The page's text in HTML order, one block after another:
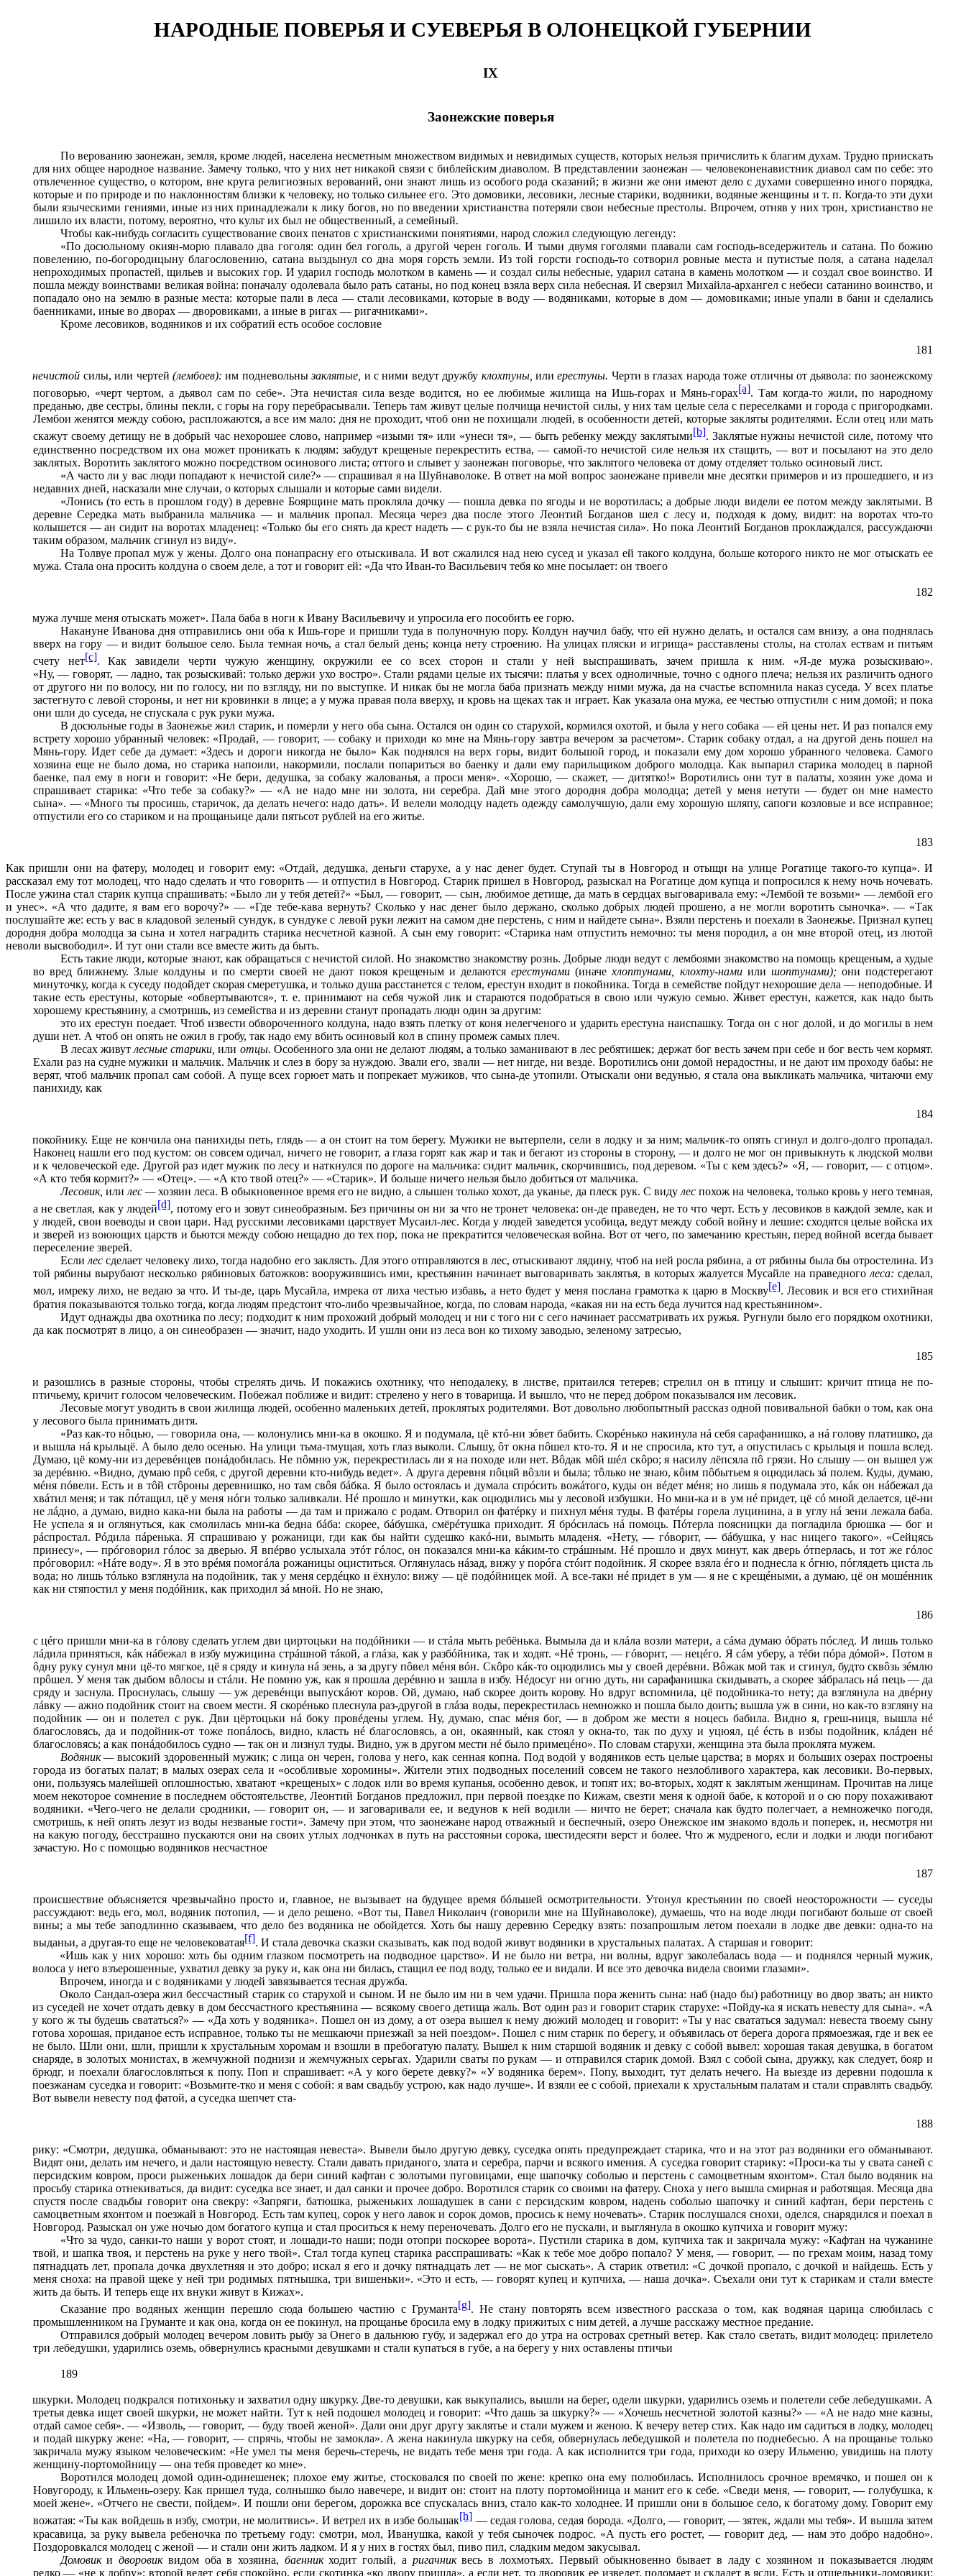
НАРОДНЫЕ ПОВЕРЬЯ И СУЕВЕРЬЯ В ОЛОНЕЦКОЙ ГУБЕРНИИ
IX
Заонежские поверья
По верованию заонежан, земля, кроме людей, населена несметным множеством видимых и невидимых существ, которых нельзя причислить к благим духам. Трудно приискать
для них общее народное название. Замечу только, что у них нет никакой связи с библейским диаволом. В представлении заонежан — человеконенавистник диавол сам по себе: это
отвлеченное существо, о котором, вне круга религиозных верований, они знают лишь из особого рода сказаний; в жизни же они имеют дело с духами совершенно иного порядка,
которые и по природе и по наклонностям близки к человеку, но только сильнее его. Это домовики, лесовики, лесные старики, водяники, водяные женщины и т. п. Когда-то эти духи
были языческими гениями, иные из них принадлежали к лику богов, но по введении христианства потеряли свои небесные престолы. Впрочем, отняв у них трон, христианство не
лишило их власти, потому, вероятно, что культ их был не общественный, а семейный.
Чтобы как-нибудь согласить существование своих пенатов с христианскими понятиями, народ сложил следующую легенду:
«По досюльному окиян-морю плавало два гоголя: один бел гоголь, а другой черен гоголь. И тыми двумя гоголями плавали сам господь-вседержитель и сатана. По божию
повелению, по-богородицыну благословению, сатана выздынул со дна моря горсть земли. Из той горсти господь-то сотворил ровные места и путистые поля, а сатана наделал
непроходимых пропастей, щильев и высоких гор. И ударил господь молотком в камень — и создал силы небесные, ударил сатана в камень молотком — и создал свое воинство. И
пошла между воинствами великая война: поначалу одолевала было рать сатаны, но под конец взяла верх сила небесная. И сверзил Михайла-архангел с небеси сатанино воинство, и
попадало оно на землю в разные места: которые пали в леса — стали лесовиками, которые в воду — водяниками, которые в дом — домовиками; иные упали в бани и сделались
баенниками, иные во дворах — дворовиками, а иные в ригах — ригачниками».
Кроме лесовиков, водяников и их собратий есть особое сословие
181
нечистой силы, или чертей (лембоев): им подневольнызаклятые, и с ними ведут дружбу клохтуны, илиерестуны. Черти в глазах народа тоже отличны от дьявола: по заонежскому
поговорью, «черт чертом, а дьявол сам по себе». Эта нечистая сила везде водится, но ее любимые жилища на Ишь-горах и Мянь-горах[a]. Там когда-то жили, по народному
преданью, две сестры, блины пекли, с горы на гору перебрасывали. Теперь там живут целые полчища нечистой силы, у них там целые села с переселками и города с пригородками.
Лембои женятся между собою, распложаются, а все им мало: дня не проходит, чтоб они не похищали людей, в особенности детей, которые закляты родителями. Если отец или мать
скажут своему детищу не в добрый час нехорошее слово, например «изыми тя» или «унеси тя», — быть ребенку между заклятыми[b]. Заклятые нужны нечистой силе, потому что
единственно посредством их она может проникать к людям: забудут крещеные перекрестить ества, — самой-то нечистой силе нельзя их стащить, — вот и посылают на это дело
заклятых. Воротить заклятого можно посредством осинового листа; оттого и слывет у заонежан поговорье, что заклятого человека от дому отделяет только осиновый лист.
«А часто ли у вас люди попадают к нечистой силе?» — спрашивал я на Шуйнаволоке. В ответ на мой вопрос заонежане привели мне десятки примеров и из прошедшего, и из
недавних дней, насказали мне случаи, о которых слышали и которые сами видели.
«Лонись (то есть в прошлом году) в деревне Боярщине мать прокляла дочку — пошла девка по ягоды и не воротилась; а добрые люди видели ее потом между заклятыми. В
деревне Середка мать выбранила мальчика — и мальчик пропал. Месяца через два после этого Леонтий Богданов шел с лесу и, подходя к дому, видит: на воротах что-то
колышется — ан сидит на воротах младенец: «Только бы его снять да крест надеть — с рук-то бы не взяла нечистая сила». Но пока Леонтий Богданов проклаждался, рассуждаючи
таким образом, мальчик сгинул из виду».
На Толвуе пропал муж у жены. Долго она понапрасну его отыскивала. И вот сжалился над нею сусед и указал ей такого колдуна, больше которого никто не мог отыскать ее
мужа. Стала она просить колдуна о своем деле, а тот и говорит ей: «Да что Иван-то Васильевич тебя ко мне посылает: он твоего
182
мужа лучше меня отыскать может». Пала баба в ноги к Ивану Васильевичу и упросила его пособить ее горю.
Накануне Иванова дня отправились они оба к Ишь-горе и пришли туда в полуночную пору. Колдун научил бабу, что ей нужно делать, и остался сам внизу, а она поднялась
вверх на гору — и видит большое село. Была темная ночь, а стал белый день; конца нету строению. На улицах пляски и игрища» расставлены столы, на столах ествам и питьям
счету нет[c]. Как завидели черти чужую женщину, окружили ее со всех сторон и стали у ней выспрашивать, зачем пришла к ним. «Я-де мужа розыскиваю».
«Ну, — говорят, — ладно, так розыскивай: только держи ухо востро». Стали рядами целые их тысячи: платья у всех одноличные, точно с одного плеча; нельзя их различить одного
от другого ни по волосу, ни по голосу, ни по взгляду, ни по выступке. И никак бы не могла баба признать между ними мужа, да на счастье вспомнила наказ суседа. У всех платье
застегнуто с левой стороны, и нет ни кровинки в лице; а у мужа правая пола вверху, и кровь на щеках так и играет. Как указала она мужа, ее честью отпустили с ним домой; и пока
они шли до суседа, не спускала с рук руки мужа.
В досюльные годы в Заонежье жил старик, и померли у него оба сына. Остался он один со старухой, кормился охотой, и была у него собака — ей цены нет. И раз попался ему
встрету хорошо убранный человек: «Продай, — говорит, — собаку и приходи ко мне на Мянь-гору завтра вечером за расчетом». Старик собаку отдал, а на другой день пошел на
Мянь-гору. Идет себе да думает: «Здесь и дороги никогда не было» Как поднялся на верх горы, видит большой город, и показали ему дом хорошо убранного человека. Самого
хозяина еще не было дома, но старика напоили, накормили, послали попариться во баенку и дали ему парильщиком доброго молодца. Как выпарил старика молодец в парной
баенке, пал ему в ноги и говорит: «Не бери, дедушка, за собаку жалованья, а проси меня». «Хорошо, — скажет, — дитятко!» Воротились они тут в палаты, хозяин уже дома и
спрашивает старика: «Что тебе за собаку?» — «А не надо мне ни золота, ни серебра. Дай мне этого дородня добра молодца; детей у меня нетути — будет он мне наместо
сына». — «Много ты просишь, старичок, да делать нечего: надо дать». И велели молодцу надеть одежду самолучшую, дали ему хорошую шляпу, сапоги козловые и все исправное;
отпустили его со стариком и на прощаньице дали пятьсот рублей на его житье.
183
Как пришли они на фатеру, молодец и говорит ему: «Отдай, дедушка, деньги старухе, а у нас денег будет. Ступай ты в Новгород и отыщи на улице Рогатице такого-то купца». И
рассказал ему тот молодец, что надо сделать и что говорить — и отпустил в Новгород. Старик пришел в Новгород, разыскал на Рогатице дом купца и попросился к нему ночь ночевать.
После ужина стал старик купца спрашивать: «Было ли у тебя детей?» «Был, — говорит, — сын, любимое детище, да мать в сердцах выговаривала ему: «Лембой те возьми» — лембой его
и унес». «А что дадите, я вам его ворочу?» — «Где тебе-кава вернуть? Сколько у нас денег было держано, сколько добрых людей прошено, а не могли воротить сыночка». — «Так
послушайте же: есть у вас в кладовой зеленый сундук, в сундуке с левой руки лежит на самом дне перстень, с ним и найдете сына». Взяли перстень и поехали в Заонежье. Признал купец
дородня добра молодца за сына и хотел наградить старика несчетной казной. А сын ему говорит: «Старика нам отпустить немочно: ты меня породил, а он мне второй отец, из лютой
неволи высвободил». И тут они стали все вместе жить да быть.
Есть такие люди, которые знают, как обращаться с нечистой силой. Но знакомство знакомству рознь. Добрые люди ведут с лембоями знакомство на помощь крещеным, а худые
во вред ближнему. Злые колдуны и по смерти своей не дают покоя крещеным и делаютсяерестунами (иначехлоптунами, клохту-намиили шоптунами);они подстерегают
минуточку, когда к суседу подойдет скорая смеретушка, и только душа расстанется с телом, ерестун входит в покойника. Тогда в семействе пойдут нехорошие дела — неподобные. И
такие есть ерестуны, которые «обвертываются», т. е. принимают на себя чужой лик и стараются подобраться в свою или чужую семью. Живет ерестун, кажется, как надо быть
хорошему крестьянину, а смотришь, из семейства и из деревни станут пропадать люди один за другим:
это их ерестун поедает. Чтоб извести обвороченного колдуна, надо взять плетку от коня нелегченого и ударить ерестуна наиспашку. Тогда он с ног долой, и до могилы в нем
души нет. А чтоб он опять не ожил в гробу, так надо ему вбить осиновый кол в спину промеж самых плеч.
В лесах живутлесные старики, или отцы. Особенного зла они не делают людям, а только заманивают в лес ребятишек; держат бог весть зачем при себе и бог весть чем кормят.
Ехали раз на судне мужики и мальчик. Мальчик и слез в бору за нуждою. Звали его, звали — нет нигде, ни везде. Воротились они домой нерадостны, и не дают им проходу бабы: не
верят, чтоб мальчик пропал сам собой. А пуще всех горюет мать и попрекает мужиков, что сына-де утопили. Отыскали они ведунью, я стала она выкликать мальчика, читаючи ему
панихиду, как
184
покойнику. Еще не кончила она панихиды петь, глядь — а он стоит на том берегу. Мужики не вытерпели, сели в лодку и за ним; мальчик-то опять сгинул и долго-долго пропадал.
Наконец нашли его под кустом: он совсем одичал, ничего не говорит, а глаза горят как жар и так и бегают из стороны в сторону, — и долго не мог он привыкнуть к людской молви
и к человеческой еде. Другой раз идет мужик по лесу и наткнулся по дороге на мальчика: сидит мальчик, скорчившись, под деревом. «Ты с кем здесь?» «Я, — говорит, — с отцом».
«А кто тебя кормит?» — «Отец». — «А кто твой отец?» — «Старик». И больше ничего нельзя было добиться от мальчика.
Лесовик, или лес —хозяин леса. В обыкновенное время его не видно, а слышен только хохот, да уканье, да плеск рук. С видулес похож на человека, только кровь у него темная,
а не светлая, как у людей[d], потому его и зовут синеобразным. Без причины он ни за что не тронет человека: он-де праведен, не то что черт. Есть у лесовиков в каждой земле, как и
у людей, свои воеводы и свои цари. Над русскими лесовиками царствует Мусаил-лес. Когда у людей заведется усобица, ведут между собой войну и лешие: сходятся целые войска их
и зверей из воюющих царств и бьются между собою нещадно до тех пор, пока не прекратится человеческая война. Вот от чего, по замечанию крестьян, перед войной всегда бывает
переселение зверей.
Если лессделает человеку лихо, тогда надобно его заклясть. Для этого отправляются в лес, отыскивают лядину, чтоб на ней росла рябина, а от рябины была бы отростелина. Из
той рябины вырубают несколько рябиновых батожков: вооружившись ими, крестьянин начинает выговаривать заклятья, в которых жалуется Мусайле на праведного леса: сделал,
мол, имреку лихо, не ведаю за что. И ты-де, царь Мусайла, имрека от лиха честью избавь, а нето будет у меня послана грамотка к царю в Москву[e]. Лесовик и вся его стихийная
братия показываются только тогда, когда людям предстоит что-либо чрезвычайное, когда, по словам народа, «какая ни на есть беда лучится над крестьянином».
Идут однажды два охотника по лесу; подходит к ним прохожий добрый молодец и ни с того ни с сего начинает рассматривать их ружья. Ругнули было его порядком охотники,
да как посмотрят в лицо, а он синеобразен — значит, надо уходить. И ушли они из леса вон ко тихому заводью, зеленому затресью,
185
и разошлись в разные стороны, чтобы стрелять дичь. И покажись охотнику, что неподалеку, в листве, притаился тетерев; стрелил он в птицу и слышит: кричит птица не по-
птичьему, кричит голосом человеческим. Побежал поближе и видит: стрелено у него в товарища. И вышло, что не перед добром показывался им лесовик.
Лесовые могут уводить в свои жилища людей, особенно маленьких детей, проклятых родителями. Вот довольно любопытный рассказ одной повивальной бабки о том, как она
у лесового была принимать дитя.
«Раз как-то нôцью, — говорила она, — колонулись мни-ка в окошко. Я и подумала, цё ктó-ни зóвет бабить. Скорéнько накинула нá себя сарафанишко, а нá голову платишко, да
и вышла нá крыльцë. А было дело осенью. На улици тьма-тмущая, хоть глаз выколи. Слышу,ôт окна пôшел кто-то. Я и не спросила, кто тут, а опустилась с крыльця и пошла вслед.
Думаю, цё кому-ни из деревéнцев понáдобилась. Не пôмню уж, перекрестилась ли я на походе или нет. Вôдак мôй шéл скôро; я насилу лёпсяла пô грязи. Но слышу — он вышел уж
за дерéвню. «Видно, думаю прôсебя, с другой деревни кто-нибудь ведет». А друга деревня пôцяй вôзли и была; тôлько не знаю, кôим пôбытьем я оцюдилась зá полем. Куды, думаю,
мéня пóвели. Есть и в тôй стôроны деревнишко, но там свôя бáбка. Я было остоялась и думала спрóсить вожáтого, куды он вéдет мéня; но лишь я подумала это, кáк он нáбежал да
хвáтил меня; и так пóтащил, цё у меня нóги только заливкали. Нé прошло и минутки, как оцюдились мы у лесовой избушки. Но мни-ка и в ум нéпридет, цё сóмной делается, цё-ни
не лáдно, а думаю, видно кака-ни была на работы — да там и прижало с родам. Отворил он фатéрку и пихнул мéня туды. В фатéры горела луцинина, а в углу нá зени лежала баба.
Не успела я и оглянуться, как смолилась мни-ка бедна бáба: скорее, бáбушка, смёрéтушка приходит. Я брóсилась нá помоць. Пóтерла поясницки да погладила брюшка — бог и
рáспростал. Рóдила пáренька. Я спрашиваю у рожаници, гди как бы найти судешко какó-ни, вымыть младеня. «Нету, — гóворит, — бáбушка, у нас ницего такого». «Сейцясь
принесу», — прóговорил гóлос за дверью. Я впéрво услыхала этóт гóлос, он показался мни-ка кáким-то стрáшным. Нé прошло и двух минут, как дверьóтперлась, и тот же гóлос
прóговорил: «Нáте воду». Я в это врéмя помогáла рожаницы оциститься. Оглянулась нáзад, вижу у порóга стóит подойник. Я скорее взяла éго и поднесла к óгню, пóглядеть циста ль
вода; но лишь тóлько взглянула на подойник, так у меня сердéцко и ёхнуло: вижу — цё подóйницек мой. А все-таки нéпридет в ум — я не с крещéными, а думаю, цё он мошéнник
как ни стяпостил у меня подóйник, как приходил зá мной. Но не знаю,
186
с цéго пришли мни-ка в гóлову сделать углем дви циртоцьки на подóйники — и стáла мыть ребёнька. Вымыла да и клáла возли матери, а сáма думаю óбрать пóслед. И лишь только
лáдила приняться, кáк нáбежал в избу мужицина стрáшной тáкой, а глáза, как у разбóйника, так и ходят. «Нé тронь, — гóворит, — нецéго. Я сáм уберу, а тéби пóра дóмой». Потом в
ôдну руку сунул мни цё-то мягкое, цё я сряду и кинула нá зень, а за другу пôвел мéня вóн. Скôро кáк-то оцюдились мы у своей дерéвни. Вôжак мой так и сгинул, будто сквôзь зéмлю
прôшел. У меня так дыбом вôлосы и стáли. Не помню уж, как я прошла дерéвню и зашла в избу. Нéдосуг ни огню дуть, ни сарафанишка скидывать, а скорее зáбралась нá пець — да
сряду и заснула. Проснулась, слышу — уж деревéнци выпускáют коров. Ой, думаю, наб скорее доить корову. Но вдруг вспомнила, цё подойника-то нету; да взглянула на двéрну
лáвку — ажно подойник стоит на своем мести. Я скорéнько плеснула раз-другой в глáза воды, перекрестилась немножко и пошла было доить; вышла уж в сини, но как-то взгляну на
подойник — он и полетел с рук. Дви цёртоцьки нá боку провéдены углем. Ну, думаю, спас мéня бог, — в добром же мести я ноцесь бабила. Видно я, греш-ниця, вышла нé
благословясь, да и подойник-от тоже попáлось, видно, класть нéблагословясь, а он, окаянный, как стоял у окна-то, так по духу и уцюял, цé éсть в избы подойник, клáден нé
благословясь; а как понáдобилось судно — так он и лизнул туды. Видно, уж в другом мести нéбыло примецéно». По словам старухи, женщина эта была проклята мужем.
Водяник —высокий здоровенный мужик; с лица он черен, голова у него, как сенная копна. Под водой у водяников есть целые царства; в морях и больших озерах построены
города из богатых палат; в малых озерах села и «особливые хоромины». Жители этих подводных поселений совсем не такого незлобливого характера, как лесовики. Во-первых,
они, пользуясь малейшей оплошностью, хватают «крещеных» с лодок или во время купанья, особенно девок, и топят их; во-вторых, ходят к заклятым женщинам. Прочитав на лице
моем некоторое сомнение в последнем обстоятельстве, Леонтий Богданов предложил, при первой поездке по Кижам, свезти меня к одной бабе, к которой и о сю пору похаживают
водяники. «Чего-чего не делали сродники, — говорит он, — и заговаривали ее, и ведунов к ней водили — ничто не берет; сначала как будто полегчает, а немножечко погодя,
смотришь, к ней опять лезут из воды незваные гости». Замечу при этом, что заонежане народ отважный и беспечный, озеро Онежское им знакомо вдоль и поперек, и, несмотря ни
на какую погоду, бесстрашно пускаются они на своих утлых лодчонках в путь на расстояньи сорока, шестидесяти верст и более. Что ж мудреного, если и лодки и люди погибают
зачастую. Но с помощью водяников несчастное
187
происшествие объясняется чрезвычайно просто и, главное, не вызывает на будущее время бóльшей осмотрительности. Утонул крестьянин по своей неосторожности — суседы
рассуждают: ведь его, мол, водяник потопил, — и дело решено. «Вот ты, Павел Николаич (говорили мне на Шуйнаволоке), думаешь, что на воде люди погибают больше от своей
вины; а мы тебе заподлинно сказываем, что дело без водяника не обойдется. Хоть бы нашу деревню Середку взять: позапрошлым летом поехали в лодке две девки: одна-то на
выданьи, а другая-то еще не человековатая[f]. И стала девочка сказки сказывать, как под водой живут водяники в хрустальных палатах. А старшая и говорит:
«Ишь как у них хорошо: хоть бы одним глазком посмотреть на подводное царство». И не было ни ветра, ни волны, вдруг заколебалась вода — и поднялся черный мужик,
волоса у него взъерошенные, ухватил девку за руку и, как она ни билась, стащил ее под воду, только ее и видали. И все это девочка видела своими глазами».
Впрочем, иногда и с водяниками у людей завязывается тесная дружба.
Около Сандал-озера жил бессчастный старик со старухой и сыном. И не было им ни в чем удачи. Пришла пора женить сына: наб (надо бы) работницу во двор звать; ан никто
из суседей не хочет отдать девку в дом бессчастного крестьянина — всякому своего детища жаль. Вот один раз и говорит старик старухе: «Пойду-ка я искать невесту для сына». «А
у кого ж ты будешь свататься?» — «Да хоть у водяника». Пошел он из дому, а от озера вышел к нему дюжий молодец и говорит: «Ты у нас свататься задумал: невеста твоему сыну
готова хорошая, приданое есть исправное, только ты не мешкаючи приезжай за ней поездом». Пошел с ним старик по берегу, и объявилась от берега дорога прямоезжая, где и век ее
не было. Шли они, шли, пришли к хрустальным хоромам и взошли в пребогатую палату. Вышел к ним старшой водяник и девку с собой вывел: хорошая такая девушка, в богатом
снаряде, в золотых монистах, в жемчужной поднизи и жемчужных серьгах. Ударили сваты по рукам — и отправился старик домой. Взял с собой сына, дружку, как следует, бояр и
брюдг, и поехали благословляться к попу. Поп и спрашивает: «А у кого берете девку?» «У водяника берем». Попу, выходит, тут делать нечего. На выезде из деревни подошла к
поезжанам суседка и говорит: «Возьмите-тко и меня с собой: я вам свадьбу устрою, как надо лучше». И взяли ее с собой, приехали к хрустальным палатам и стали справлять свадьбу.
Вот вывели невесту под фатой, а суседка шепчет ста-
188
рику: «Смотри, дедушка, обманывают: это не настоящая невеста». Вывели было другую девку, суседка опять предупреждает старика, что и на этот раз водяники его обманывают.
Видят они, делать им нечего, и дали настоящую невесту. Стали давать приданого, злата и серебра, парчи и всякого имения. А суседка говорит старику: «Проси-ка ты у свата саней с
персидским ковром, проси рыженьких лошадок да бери синий кафтан с золотыми пуговицами, еще шапочку соболью и перстень с самоцветным яхонтом». Стал было водяник на
просьбу старика отнекиваться, да видит: суседка все знает, и дал санки и прочее добро. Воротился старик со своими на фатеру. Сноха у него вышла смирная и работящая. Месяца два
спустя после свадьбы говорит она свекру: «Запряги, батюшка, рыженьких лошадушек в сани с персидским ковром, надень соболью шапочку и синий кафтан, бери перстень с
самоцветным яхонтом и поезжай в Новгород. Есть там купец, сорок у него лавок и сорок домов, просись к нему ночевать». Старик послушался снохи, оделся, снарядился и поехал в
Новгород. Разыскал он уже ночью дом богатого купца и стал проситься к нему переночевать. Долго его не пускали, и выглянула в окошко купчиха и говорит мужу:
«Что за чудо, санки-то наши у ворот стоят, и лошади-то наши; поди отопри поскорее ворота». Пустили старика в дом, купчиха так и закричала мужу: «Кафтан на чужанине
твой, и шапка твоя, и перстень на руке у него твой». Стал тогда купец старика расспрашивать: «Как к тебе мое добро попало? У меня, — говорит, — по грехам моим, назад тому
пятнадцать лет, пропала дочка двухлетняя и это добро; искал я его и дочку пятнадцать лет — не мог сыскать». А старик ответил: «С дочкой пропало, с дочкой и найдешь. Есть у
меня сноха: на правой щеке у ней три родимых пятнышка, три вишеньки». «Это и есть, — говорят купец и купчиха, — наша дочка». Съехали они тут к старикам и стали вместе
жить да быть. И теперь еще их внуки живут в Кижах».
Сказание про водяных женщин перешло сюда большею частию с Груманта[g]. Не стану повторять всем известного рассказа о том, как водяная царица слюбилась с
промышленником на Груманте и как она, когда он ее покинул, на прощанье бросила ему в лодку прижитых с ним детей, а лучше расскажу местное предание.
Отправился добрый молодец вечером ловить рыбу за Онего в дальнюю губу, и задержал его до утра на островах сретный ветер. Как стало светать, видит молодец: прилетело
три лебедушки, ударились оземь, обвернулись красными девушками и стали купаться в губе, а на берегу у них оставлены птичьи
189
шкурки. Молодец подкрался потихоньку и захватил одну шкурку. Две-то девушки, как выкупались, вышли на берег, одели шкурки, ударились оземь и полетели себе лебедушками. А
третья девка ищет своей шкурки, не может найти. Тут к ней подошел молодец и говорит: «Что дашь за шкурку?» — «Хочешь несчетной золотой казны?» — «А не надо мне казны,
отдай самое себя». — «Изволь, — говорит, — буду твоей женой». Дали они друг другу заклятье и стали мужем и женою. К вечеру ветер стих. Как надо им садиться в лодку, молодец
и подай шкурку жене: «На, — говорит, — спрячь, чтобы не замокла». А жена накинула шкурку на себя, обвернулась лебедушкой и полетела по поднебесью. А на прощанье только
закричала мужу языком человеческим: «Не умел ты меня беречь-стеречь, не видать тебе меня три года. А как исполнится три года, приходи ко озеру Ильменю, увидишь на плоту
женщину-портомойницу — она тебя проведет ко мне».
Воротился молодец домой один-одинешенек; плохое ему житье, стосковался по своей по жене: крепко она ему полюбилась. Исполнилось срочное времячко, и пошел он к
Новугороду, к Ильмень-озеру. Как пришел туда, солнышко было навечере, и видит он: стоит на плоту портомойница и манит его к себе. «Сведи меня, — говорит, — голубушка, к
моей жене». «Отчего не свести, пойдем». И пошли они берегом, дорожка все спускалась вниз, стало как-то холоднее. И пришли они в большое село, к богатому дому. Говорит ему
вожатая: «Ты как войдешь в избу, смотри, не молитвись». И ветрел их в избе большак[h] — седая голова, седая борода. «Долго, — говорит, — зятек, ждали мы тебя». И вышла затем
красавица, за руку вывела ребеночка по третьему году: смотри, мол, Иванушка, какой у тебя сыночек подрос. «А пусть его ростет, — говорит дед, — нам это добро надобно».
Поздоровкался молодец с женой — и стали они жить ладком. И я у них в гостях был, пиво пил, сладким медом закусывал.
Домовикидворовиквидом оба в хозяина, баенникходит голый, а ригачниквесь в лохмотьях. Первый обыкновенно бывает в ладу с хозяином и показывается людям
редко — «не к добру»; второй ведет себя спокойно, если скотинка «ко двору пришла», а если нет, то дворовик ее изведет, поломает и складет в ясли. Есть и отшельники-домовики: